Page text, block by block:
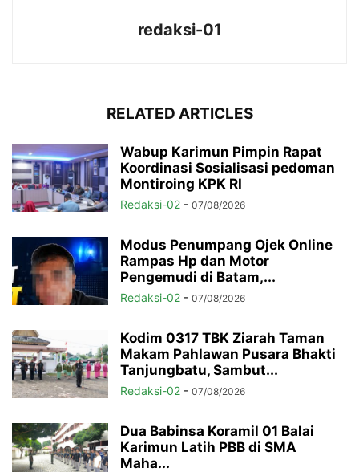
redaksi-01
RELATED ARTICLES
Wabup Karimun Pimpin Rapat
Koordinasi Sosialisasi pedoman
Montiroing KPK RI
Redaksi-02 - 07/08/2026
Modus Penumpang Ojek Online
Rampas Hp dan Motor
Pengemudi di Batam,...
Redaksi-02 - 07/08/2026
Kodim 0317 TBK Ziarah Taman
Makam Pahlawan Pusara Bhakti
Tanjungbatu, Sambut...
Redaksi-02 - 07/08/2026
Dua Babinsa Koramil 01 Balai
Karimun Latih PBB di SMA
Maha...